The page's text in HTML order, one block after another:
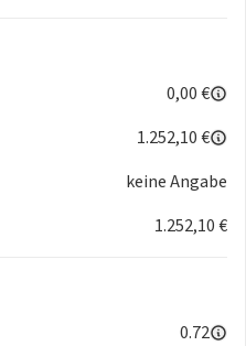
0,00 €
1.252,10 €
keine Angabe
1.252,10 €
0.72